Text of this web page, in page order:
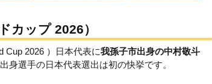
カップ 2026）
Cup 2026 ）日本代表に我孫子市出身の中村敬斗
身選手の日本代表選出は初の快挙です。